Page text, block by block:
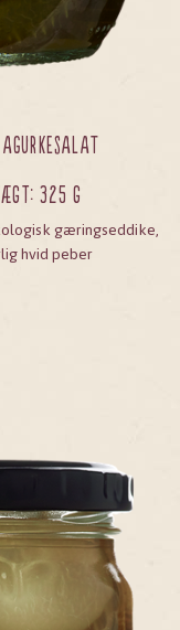
325 g
gæringseddike,
hvid peber